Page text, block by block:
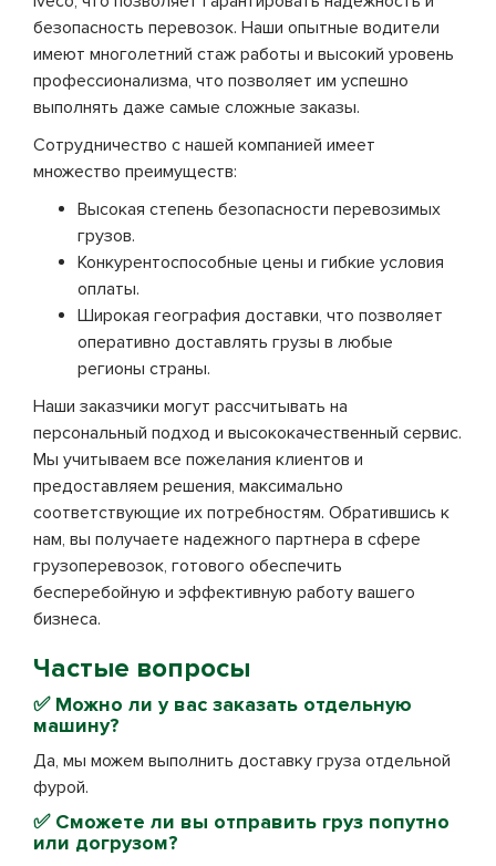
безопасность перевозок. Наши опытные водители
имеют многолетний стаж работы и высокий уровень
профессионализма, что позволяет им успешно
выполнять даже самые сложные заказы.
Сотрудничество с нашей компанией имеет
множество преимуществ:
Высокая степень безопасности перевозимых
грузов.
Конкурентоспособные цены и гибкие условия
оплаты.
Широкая география доставки, что позволяет
оперативно доставлять грузы в любые
регионы страны.
Наши заказчики могут рассчитывать на
персональный подход и высококачественный сервис.
Мы учитываем все пожелания клиентов и
предоставляем решения, максимально
соответствующие их потребностям. Обратившись к
нам, вы получаете надежного партнера в сфере
грузоперевозок, готового обеспечить
бесперебойную и эффективную работу вашего
бизнеса.
Частые вопросы
✅ Можно ли у вас заказать отдельную
машину?
Да, мы можем выполнить доставку груза отдельной
фурой.
✅ Сможете ли вы отправить груз попутно
или догрузом?